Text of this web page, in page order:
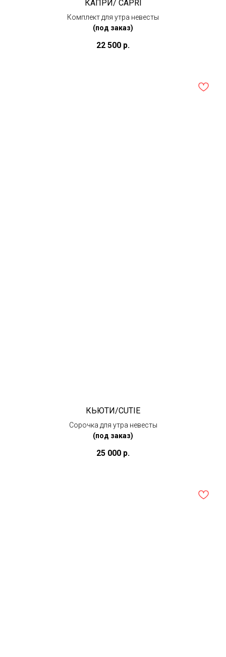
КАПРИ/ CAPRI
Комплект для утра невесты
(под заказ)
22 500 р.
КЬЮТИ/CUTIE
Сорочка для утра невесты
(под заказ)
25 000 р.